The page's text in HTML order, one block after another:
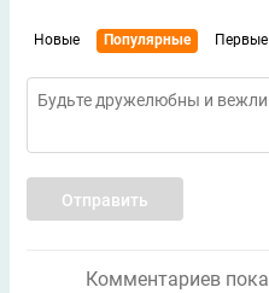
Новые Популярные Первые
Отправить
Комментариев